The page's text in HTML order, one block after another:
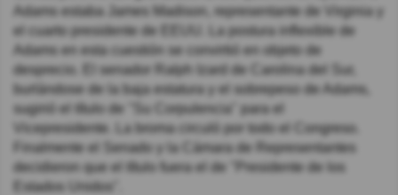
Adams estaba James Madison, representante de Virginia y
el cuarto presidente de EEUU. La postura inflexible de
Adams en esta cuestión se convirtió en objeto de
desprecio. El senador Ralph Izard de Carolina del Sur,
burlándose de la baja estatura y el sobrepeso de Adams,
sugirió el título de "Su Corpulencia" para el
Vicepresidente. La broma circuló por todo el Congreso.
Finalmente el Senado y la Cámara de Representantes
decidieron que el título fuera el de "Presidente de los
Estados Unidos".